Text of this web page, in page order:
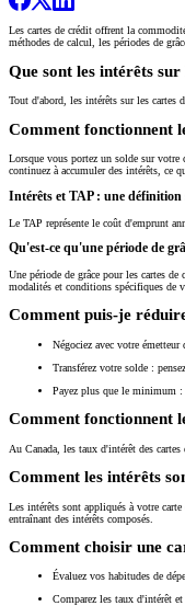
Les cartes de crédit offrent la
méthodes de calcul, les périodes de
Que sont les intérêts
Tout d'abord, les intérêts sur les cartes
Comment fonctionnent
Lorsque vous portez un solde sur votre
continuez à accumuler des intérêts, ce
Intérêts et TAP : une définition
Le TAP représente le coût d'emprunt
Qu'est-ce qu'une période de
Une période de grâce pour les cartes
modalités et conditions spécifiques de
Comment puis-je
Négociez avec votre
Transférez votre solde :
Payez plus que le minimum :
Comment fonctionnent
Au Canada, les taux d'intérêt des
Comment les intérêts
Les intérêts sont appliqués à votre
entraînant des intérêts composés.
Comment choisir une
Évaluez vos habitudes de
Comparez les taux d'intérêt